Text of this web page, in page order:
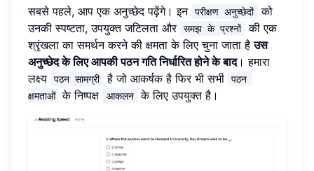
सबसे पहले, आप एक अनुच्छेद पढ़ेंगे। इन परीक्षण अनुच्छेदों को
उनकी स्पष्टता, उपयुक्त जटिलता और समझ के प्रश्नों की एक
श्रृंखला का समर्थन करने की क्षमता के लिए चुना जाता हैउस
अनुच्छेद के लिए आपकी पठन गति निर्धारित होने के बाद। हमारा
लक्ष्य
पठन सामग्री है जो आकर्षक है फिर भी सभी
पठन
क्षमताओं के निष्पक्ष आकलन के लिए उपयुक्त है।